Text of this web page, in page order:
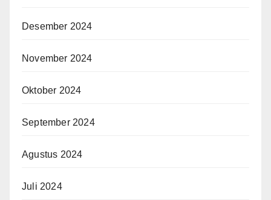
Desember 2024
November 2024
Oktober 2024
September 2024
Agustus 2024
Juli 2024